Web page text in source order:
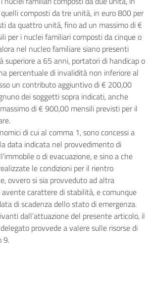
composti da tre unità, in euro 800 per
da quattro unità, fino ad un massimo di €
per i nuclei familiari composti da cinque o
nel nucleo familiare siano presenti
superiore a 65 anni, portatori di handicap o
percentuale di invalidità non inferiore al
un contributo aggiuntivo di € 200,00
dei soggetti sopra indicati, anche
di € 900,00 mensili previsti per il
di cui al comma 1, sono concessi a
data indicata nel provvedimento di
o di evacuazione, e sino a che
le condizioni per il rientro
ovvero si sia provveduto ad altra
carattere di stabilità, e comunque
di scadenza dello stato di emergenza.
dall’attuazione del presente articolo, il
provvede a valere sulle risorse di
9.